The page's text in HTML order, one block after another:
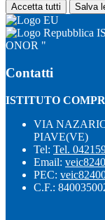
Accetta tutti Salva
ONOR "
Contatti
ISTITUTO
VIA
PIAVE(VE)
Tel: Tel.
Email:
PEC:
C.F.: